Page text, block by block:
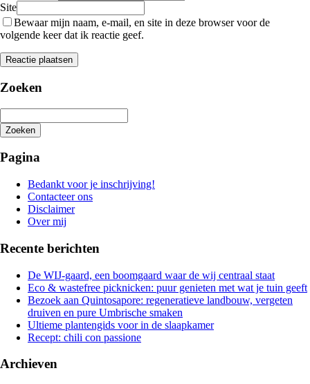
Site
Bewaar mijn naam, e-mail, en site in deze browser voor de
volgende keer dat ik reactie geef.
Zoeken
Zoeken
zoeken
Pagina
Bedankt voor je inschrijving!
Contacteer ons
Disclaimer
Over mij
Recente berichten
De WIJ-gaard, een boomgaard waar de wij centraal staat
Eco & wastefree picknicken: puur genieten met wat je tuin geeft
Bezoek aan Quintosapore: regeneratieve landbouw, vergeten
druiven en pure Umbrische smaken
Ultieme plantengids voor in de slaapkamer
Recept: chili con passione
Archieven